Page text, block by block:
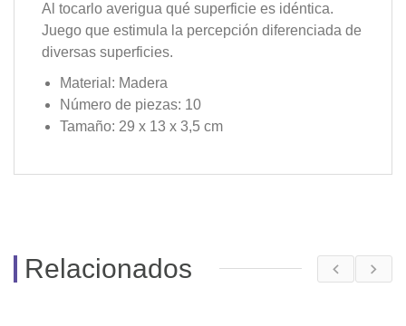
Al tocarlo averigua qué superficie es idéntica.
Juego que estimula la percepción diferenciada de
diversas superficies.
Material: Madera
Número de piezas: 10
Tamaño: 29 x 13 x 3,5 cm
Relacionados